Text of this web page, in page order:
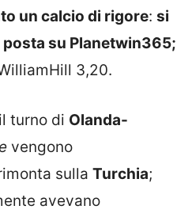
un calcio di rigore: si
su Planetwin365;
3,20.
turno di Olanda-
vengono
sulla Turchia;
avevano